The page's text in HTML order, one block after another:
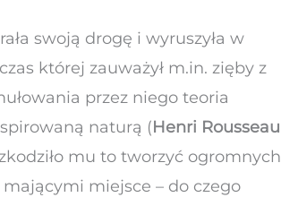
swoją drogę i wyruszyła w
której zauważył m.in. zięby z
przez niego teoria
naturą (Henri Rousseau
mu to tworzyć ogromnych
miejsce – do czego